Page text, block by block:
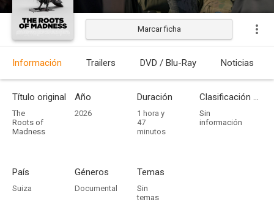
Marcar ficha
Información Trailers DVD / Blu-Ray Noticias
Título original
The
Roots of
Madness
Año
2026
Duración
1 hora y
47
minutos
Clasificación por edades
Sin
información
País
Suiza
Géneros
Documental
Temas
Sin
temas